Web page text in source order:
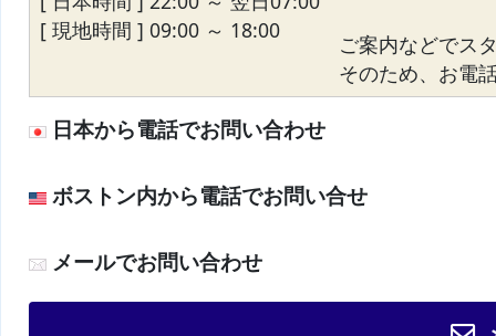
[ 現地時間 ] 09:00 ～ 18:00
ご案内などでス
そのため、お電
日本から電話でお問い合わせ
ボストン内から電話でお問い合せ
メールでお問い合わせ